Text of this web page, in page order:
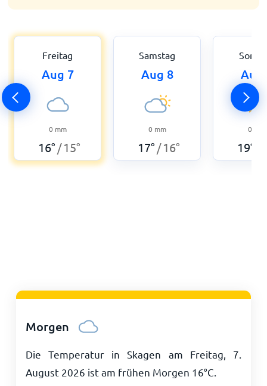
Freitag
Aug 7
0 mm
16° / 15°
Samstag
Aug 8
0 mm
17° / 16°
Aug
0
19°
Morgen
Die Temperatur in Skagen am Freitag, 7.
August 2026 ist am frühen Morgen 16°C